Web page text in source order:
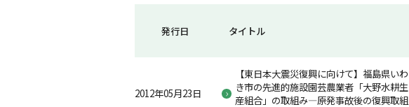
発行日 タイトル
2012年05月23日
【東日本大震災復興に向けて】福島県いわ
き市の先進的施設園芸農業者「大野水耕生
産組合」の取組み―原発事故後の復興取組